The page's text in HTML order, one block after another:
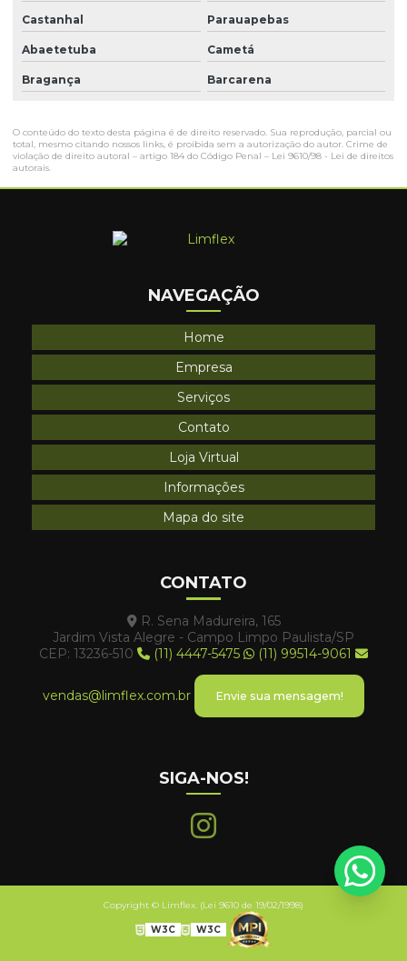
Castanhal Parauapebas
Abaetetuba Cametá
Bragança Barcarena
O conteúdo do texto desta página é de direito reservado. Sua reprodução, parcial ou
total, mesmo citando nossos links, é proibida sem a autorização do autor. Crime de
violação de direito autoral – artigo 184 do Código Penal – Lei 9610/98 - Lei de direitos
autorais.
NAVEGAÇÃO
Home
Empresa
Serviços
Contato
Loja Virtual
Informações
Mapa do site
CONTATO
R. Sena Madureira, 165
Jardim Vista Alegre - Campo Limpo Paulista/SP
CEP: 13236-510
(11) 4447-5475 (11) 99514-9061
vendas@limflex.com.br Envie sua mensagem!
SIGA-NOS!
Copyright © Limflex. (Lei 9610 de 19/02/1998)
W3C W3C